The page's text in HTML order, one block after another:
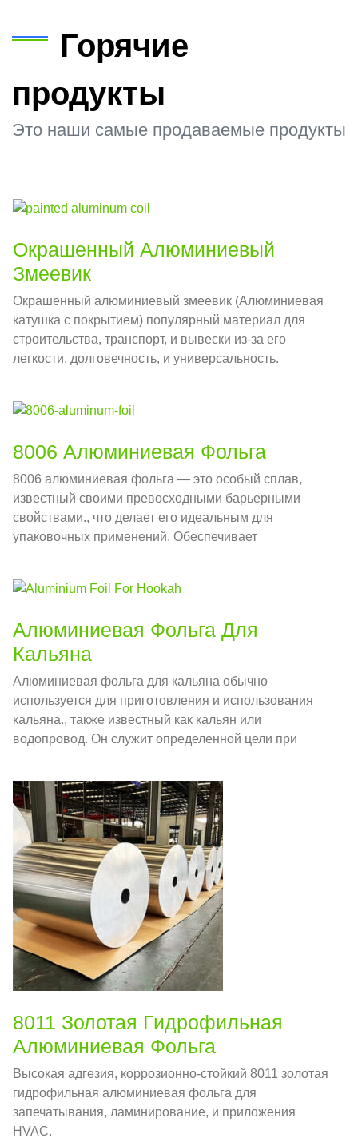
Горячие
продукты
Это наши самые продаваемые продукты
Окрашенный Алюминиевый
Змеевик
Окрашенный алюминиевый змеевик (Алюминиевая
катушка с покрытием) популярный материал для
строительства, транспорт, и вывески из-за его
легкости, долговечность, и универсальность.
8006 Алюминиевая Фольга
8006 алюминиевая фольга — это особый сплав,
известный своими превосходными барьерными
свойствами., что делает его идеальным для
упаковочных применений. Обеспечивает
продуктов.
Алюминиевая Фольга Для
Кальяна
Алюминиевая фольга для кальяна обычно
используется для приготовления и использования
кальяна., также известный как кальян или
водопровод. Он служит определенной цели при
8011 Золотая Гидрофильная
Алюминиевая Фольга
Высокая адгезия, коррозионно-стойкий 8011 золотая
гидрофильная алюминиевая фольга для
запечатывания, ламинирование, и приложения
HVAC.